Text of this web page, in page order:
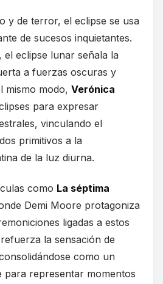
y de terror, el eclipse se usa
de sucesos inquietantes.
el eclipse lunar señala la
a fuerzas oscuras y
mismo modo, Verónica
para expresar
vinculando el
primitivos a la
de la luz diurna.
como La séptima
Demi Moore protagoniza
ligadas a estos
la sensación de
como un
representar momentos